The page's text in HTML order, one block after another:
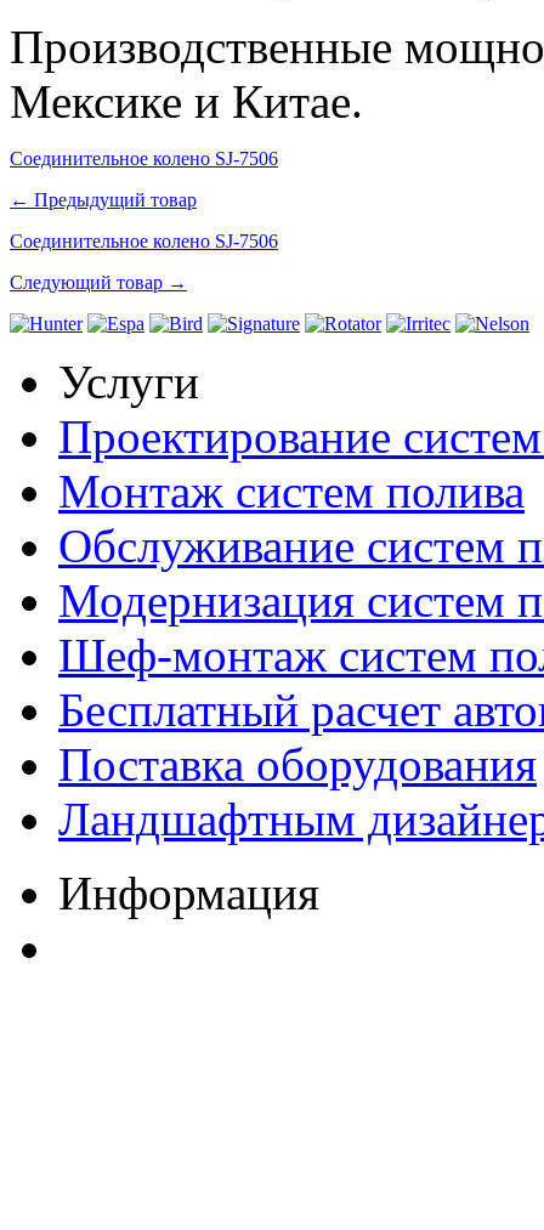
Производственные
Мексике и Китае.
Соединительное колено SJ-7506
← Предыдущий товар
Соединительное колено SJ-7506
Следующий товар →
Услуги
Проектирование
Монтаж систем полива
Обслуживание систем
Модернизация систем
Шеф-монтаж систем
Бесплатный расчет
Поставка оборудования
Ландшафтным
Информация